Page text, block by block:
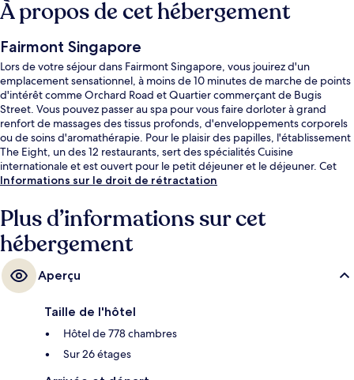
À propos de cet hébergement
Fairmont Singapore
Lors de votre séjour dans Fairmont Singapore, vous jouirez d'un
emplacement sensationnel, à moins de 10 minutes de marche de points
d'intérêt comme Orchard Road et Quartier commerçant de Bugis
Street. Vous pouvez passer au spa pour vous faire dorloter à grand
renfort de massages des tissus profonds, d'enveloppements corporels
ou de soins d'aromathérapie. Pour le plaisir des papilles, l'établissement
The Eight, un des 12 restaurants, sert des spécialités Cuisine
internationale et est ouvert pour le petit déjeuner et le déjeuner. Cet
hôtel de luxe abrite en outre 2 piscines extérieures, un bar en bord de
et l'emplacement remportent un franc succès auprès des autres
voyageurs. L'hébergement se situe à une très courte distance à pied
des transports publics : Station Esplanade se trouve à 2 min et Station
City Hall, à 4 min.
Informations sur le droit de rétractation
Plus d’informations sur cet
hébergement
Aperçu
Taille de l'hôtel
Hôtel de 778 chambres
Sur 26 étages